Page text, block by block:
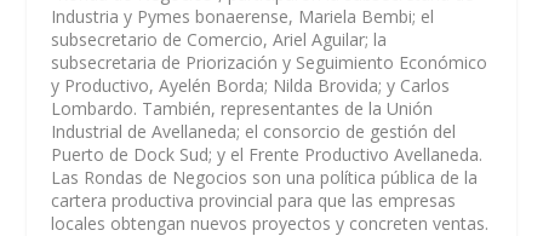
Industria y Pymes bonaerense, Mariela Bembi; el
subsecretario de Comercio, Ariel Aguilar; la
subsecretaria de Priorización y Seguimiento Económico
y Productivo, Ayelén Borda; Nilda Brovida; y Carlos
Lombardo. También, representantes de la Unión
Industrial de Avellaneda; el consorcio de gestión del
Puerto de Dock Sud; y el Frente Productivo Avellaneda.
Las Rondas de Negocios son una política pública de la
cartera productiva provincial para que las empresas
locales obtengan nuevos proyectos y concreten ventas.